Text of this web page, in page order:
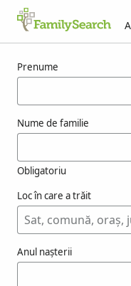
Prenume
Nume de familie
Obligatoriu
Loc în care a trăit
Anul nașterii